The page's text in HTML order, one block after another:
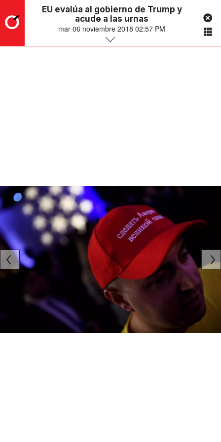
EU evalúa al gobierno de Trump y
acude a las urnas
mar 06 noviembre 2018 02:57 PM